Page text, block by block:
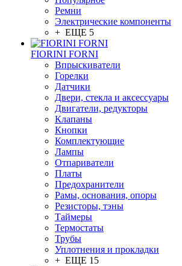
Ремни
Электрические компоненты
+ ЕЩЕ 5
FIORINI FORNI
Впрыскиватели
Горелки
Датчики
Двери, стекла и аксессуары
Двигатели, редукторы
Клапаны
Кнопки
Комплектующие
Лампы
Отпариватели
Платы
Предохранители
Рамы, основания, опоры
Резисторы, тэны
Таймеры
Термостаты
Трубы
Уплотнения и прокладки
+ ЕЩЕ 15